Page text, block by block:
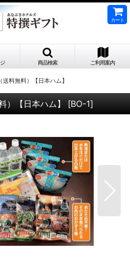
カート
商品検索 ご利用案内
料無料）【日本ハム】
）【日本ハム】 [BO-1]